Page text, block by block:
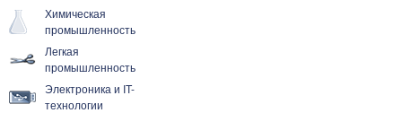
Химическая
промышленность
Легкая
промышленность
Электроника и IT-
технологии